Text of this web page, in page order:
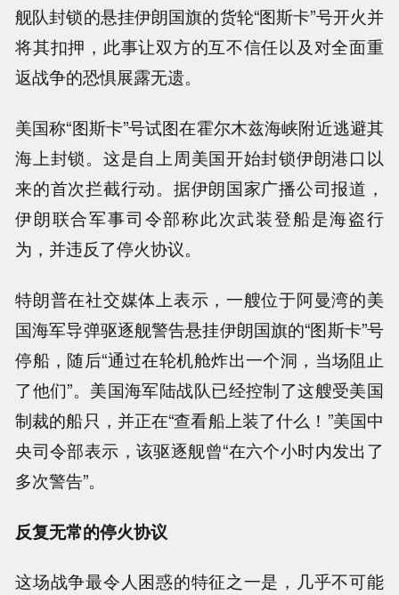
舰队封锁的悬挂伊朗国旗的货轮“图斯卡”号开火并
将其扣押，此事让双方的互不信任以及对全面重
返战争的恐惧展露无遗。
美国称“图斯卡”号试图在霍尔木兹海峡附近逃避其
海上封锁。这是自上周美国开始封锁伊朗港口以
来的首次拦截行动。据伊朗国家广播公司报道，
伊朗联合军事司令部称此次武装登船是海盗行
为，并违反了停火协议。
特朗普在社交媒体上表示，一艘位于阿曼湾的美
国海军导弹驱逐舰警告悬挂伊朗国旗的“图斯卡”号
停船，随后“通过在轮机舱炸出一个洞，当场阻止
了他们”。美国海军陆战队已经控制了这艘受美国
制裁的船只，并正在“查看船上装了什么！”美国中
央司令部表示，该驱逐舰曾“在六个小时内发出了
多次警告”。
反复无常的停火协议
这场战争最令人困惑的特征之一是，几乎不可能